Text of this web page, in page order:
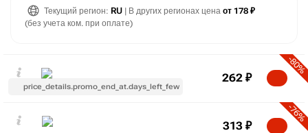
Текущий регион: RU | В других регионах цена от 178 ₽
(без учета ком. при оплате)
price_details.promo_end_at.days_left_few
-80%
262 ₽
-76%
313 ₽